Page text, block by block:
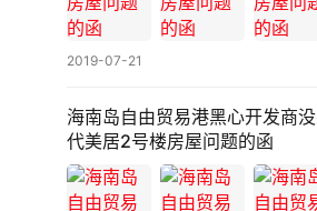
2019-07-21
海南岛自由贸易港黑心开发商
代美居2号楼房屋问题的函